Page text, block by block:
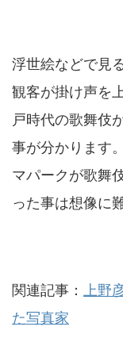
浮世絵などで見
観客が掛け声を
戸時代の歌舞伎
事が分かります
マパークが歌舞
った事は想像に
関連記事： 上野
た写真家